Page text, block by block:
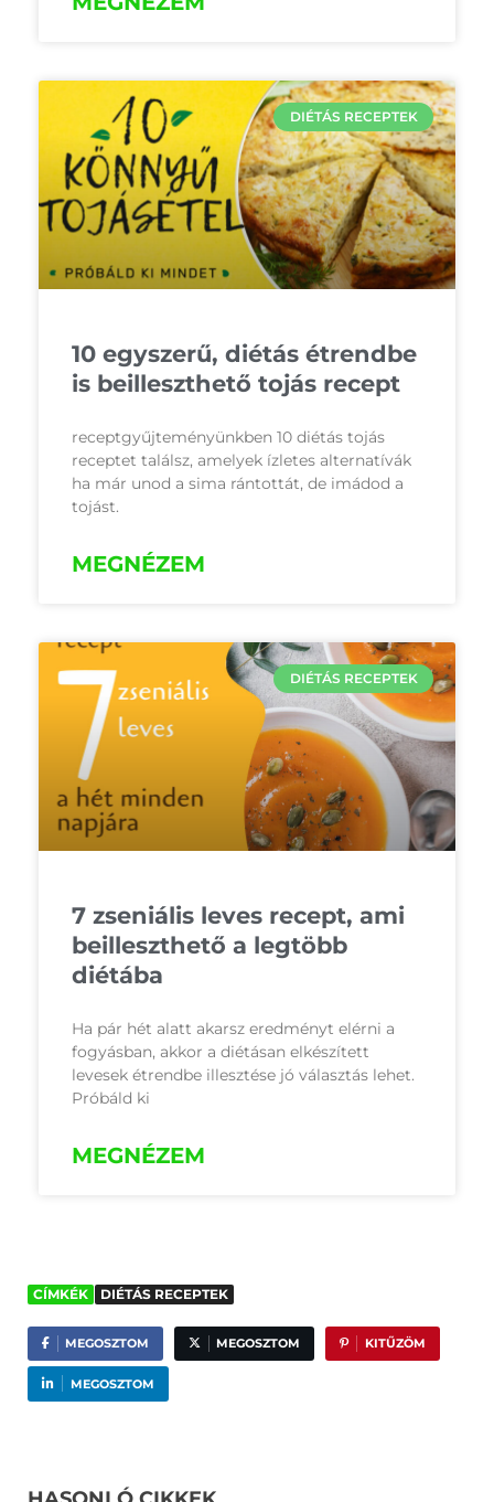
DIÉTÁS RECEPTEK
10 egyszerű, diétás étrendbe
is beilleszthető tojás recept
receptgyűjteményünkben 10 diétás tojás
receptet találsz, amelyek ízletes alternatívák
ha már unod a sima rántottát, de imádod a
tojást.
MEGNÉZEM
DIÉTÁS RECEPTEK
7 zseniális leves recept, ami
beilleszthető a legtöbb
diétába
Ha pár hét alatt akarsz eredményt elérni a
fogyásban, akkor a diétásan elkészített
levesek étrendbe illesztése jó választás lehet.
Próbáld ki
MEGNÉZEM
CÍMKÉK DIÉTÁS RECEPTEK
MEGOSZTOM MEGOSZTOM KITŰZÖM
MEGOSZTOM